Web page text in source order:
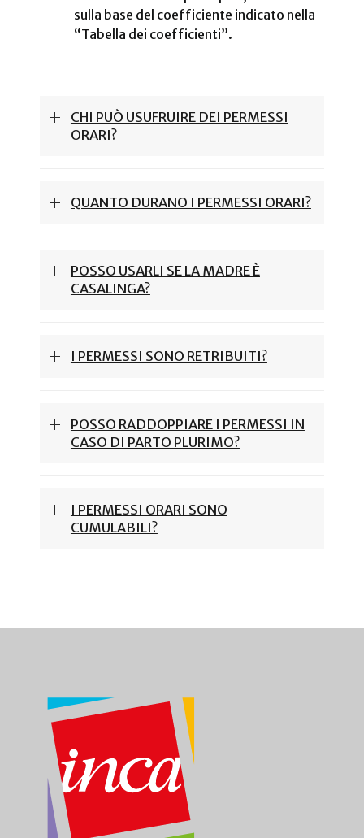
sulla base del coefficiente indicato nella
“Tabella dei coefficienti”.
CHI PUÒ USUFRUIRE DEI PERMESSI
ORARI?
QUANTO DURANO I PERMESSI ORARI?
POSSO USARLI SE LA MADRE È
CASALINGA?
I PERMESSI SONO RETRIBUITI?
POSSO RADDOPPIARE I PERMESSI IN
CASO DI PARTO PLURIMO?
I PERMESSI ORARI SONO
CUMULABILI?